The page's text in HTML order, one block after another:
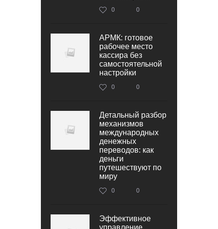
0 0
АРМК: готовое
рабочее место
кассира без
самостоятельной
настройки
0 0
Детальный разбор
механизмов
международных
денежных
переводов: как
деньги
путешествуют по
миру
0 0
Эффективное
управление